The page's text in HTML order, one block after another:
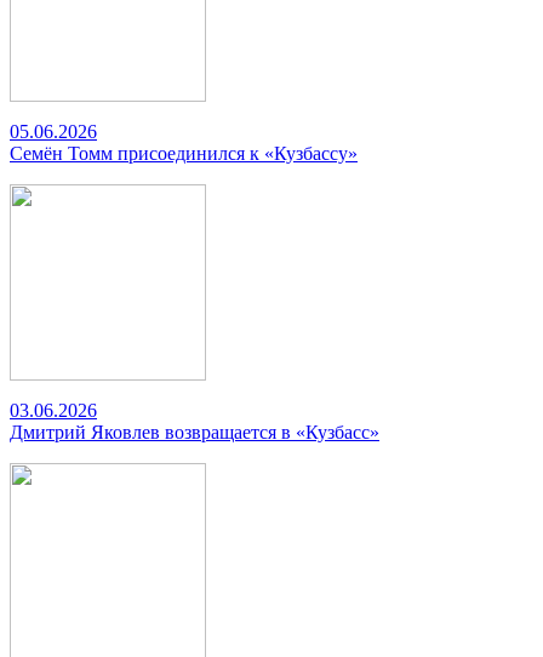
05.06.2026
Семён Томм присоединился к «Кузбассу»
03.06.2026
Дмитрий Яковлев возвращается в «Кузбасс»